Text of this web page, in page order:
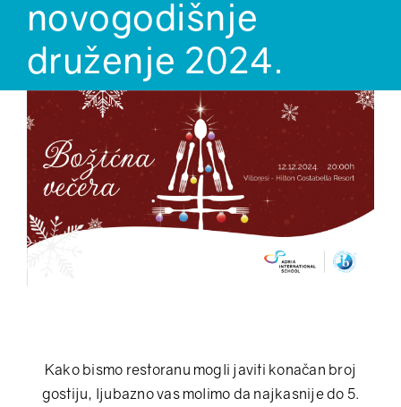
novogodišnje
druženje 2024.
Kako bismo restoranu mogli javiti konačan broj
gostiju, ljubazno vas molimo da najkasnije do 5.